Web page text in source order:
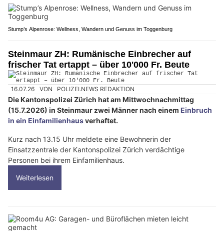
Stump’s Alpenrose: Wellness, Wandern und Genuss im Toggenburg
Steinmaur ZH: Rumänische Einbrecher auf
frischer Tat ertappt – über 10'000 Fr. Beute
16.07.26 VON POLIZEI.NEWS REDAKTION
Die Kantonspolizei Zürich hat am Mittwochnachmittag
(15.7.2026) in Steinmaur zwei Männer nach einem Einbruch
in ein Einfamilienhausverhaftet.
Kurz nach 13.15 Uhr meldete eine Bewohnerin der
Einsatzzentrale der Kantonspolizei Zürich verdächtige
Personen bei ihrem Einfamilienhaus.
Weiterlesen